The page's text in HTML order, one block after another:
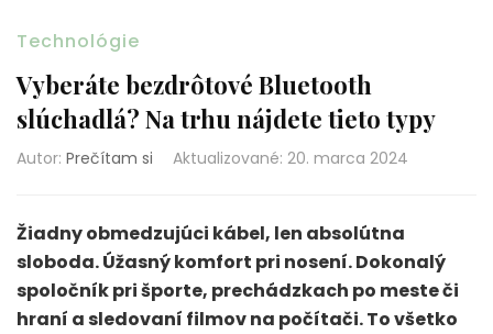
Technológie
Vyberáte bezdrôtové Bluetooth
slúchadlá? Na trhu nájdete tieto typy
Autor: Prečítam si Aktualizované: 20. marca 2024
Žiadny obmedzujúci kábel, len absolútna
sloboda. Úžasný komfort pri nosení. Dokonalý
spoločník pri športe, prechádzkach po meste či
hraní a sledovaní filmov na počítači. To všetko